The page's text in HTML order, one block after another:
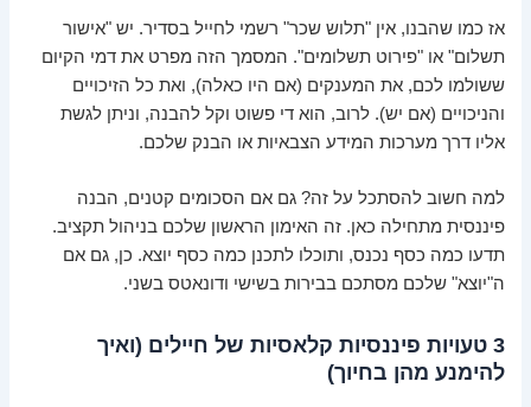
אז כמו שהבנו, אין "תלוש שכר" רשמי לחייל בסדיר. יש "אישור
תשלום" או "פירוט תשלומים". המסמך הזה מפרט את דמי הקיום
ששולמו לכם, את המענקים (אם היו כאלה), ואת כל הזיכויים
והניכויים (אם יש). לרוב, הוא די פשוט וקל להבנה, וניתן לגשת
אליו דרך מערכות המידע הצבאיות או הבנק שלכם.
למה חשוב להסתכל על זה? גם אם הסכומים קטנים, הבנה
פיננסית מתחילה כאן. זה האימון הראשון שלכם בניהול תקציב.
תדעו כמה כסף נכנס, ותוכלו לתכנן כמה כסף יוצא. כן, גם אם
ה"יוצא" שלכם מסתכם בבירות בשישי ודונאטס בשני.
3 טעויות פיננסיות קלאסיות של חיילים (ואיך
להימנע מהן בחיוך)